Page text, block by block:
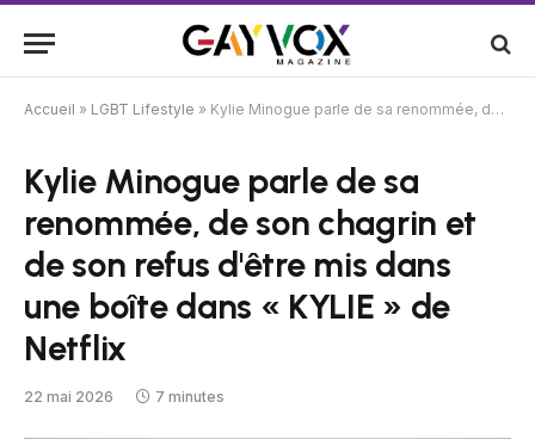
Accueil » LGBT Lifestyle » Kylie Minogue parle de sa renommée, de son chagrin et de son refus d'être mis dans une boîte dans « KYLIE » de Netflix
Kylie Minogue parle de sa
renommée, de son chagrin et
de son refus d'être mis dans
une boîte dans « KYLIE » de
Netflix
22 mai 2026 7 minutes